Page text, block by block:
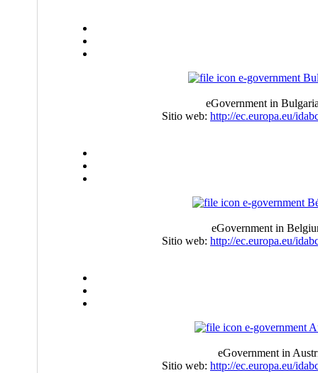
e-government
eGovernment in
Sitio web: http://ec.europa.eu/
e-government
eGovernment in
Sitio web: http://ec.europa.eu/
e-government
eGovernment in
Sitio web: http://ec.europa.eu/